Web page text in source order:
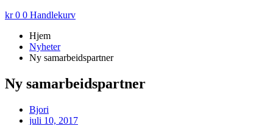
kr0 0 Handlekurv
Hjem
Nyheter
Ny samarbeidspartner
Ny samarbeidspartner
Bjori
juli 10, 2017